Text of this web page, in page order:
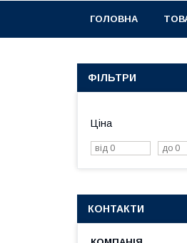
ГОЛОВНА
ФІЛЬТРИ
Ціна
КОНТАКТИ